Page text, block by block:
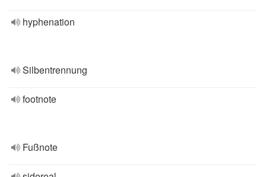
hyphenation
Silbentrennung
footnote
Fußnote